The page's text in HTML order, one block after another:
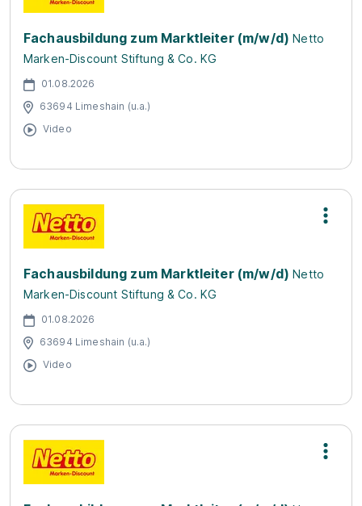
Fachausbildung zum Marktleiter (m/w/d) Netto
Marken-Discount Stiftung & Co. KG
01.08.2026
63694 Limeshain (u.a.)
Video
Fachausbildung zum Marktleiter (m/w/d) Netto
Marken-Discount Stiftung & Co. KG
01.08.2026
63694 Limeshain (u.a.)
Video